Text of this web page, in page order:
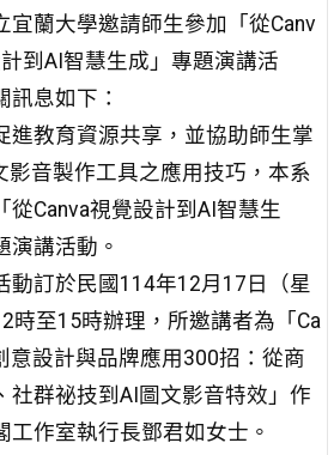
宜蘭大學邀請師生參加「從Canv
到AI智慧生成」專題演講活
訊息如下：
進教育資源共享，並協助師生掌
影音製作工具之應用技巧，本系
從Canva視覺設計到AI智慧生
演講活動。
動訂於民國114年12月17日（星
時至15時辦理，所邀講者為「Ca
意設計與品牌應用300招：從商
社群祕技到AI圖文影音特效」作
工作室執行長鄧君如女士。